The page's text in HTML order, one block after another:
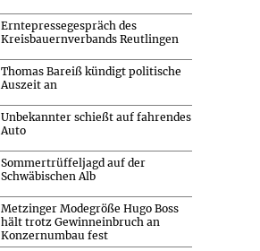
Erntepressegespräch des
Kreisbauernverbands Reutlingen
Thomas Bareiß kündigt politische
Auszeit an
Unbekannter schießt auf fahrendes
Auto
Sommertrüffeljagd auf der
Schwäbischen Alb
Metzinger Modegröße Hugo Boss
hält trotz Gewinneinbruch an
Konzernumbau fest